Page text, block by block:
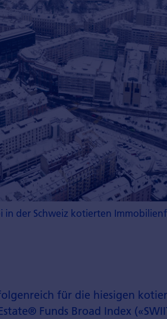
der Schweiz kotierten
für die hiesigen
Funds Broad Index